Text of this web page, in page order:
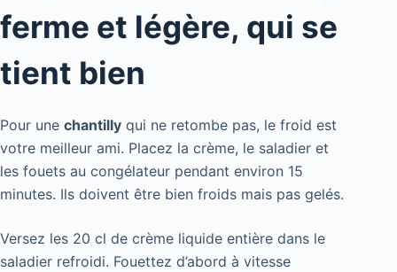
ferme et légère, qui se
tient bien
Pour une chantilly qui ne retombe pas, le froid est
votre meilleur ami. Placez la crème, le saladier et
les fouets au congélateur pendant environ 15
minutes. Ils doivent être bien froids mais pas gelés.
Versez les 20 cl de crème liquide entière dans le
saladier refroidi. Fouettez d’abord à vitesse